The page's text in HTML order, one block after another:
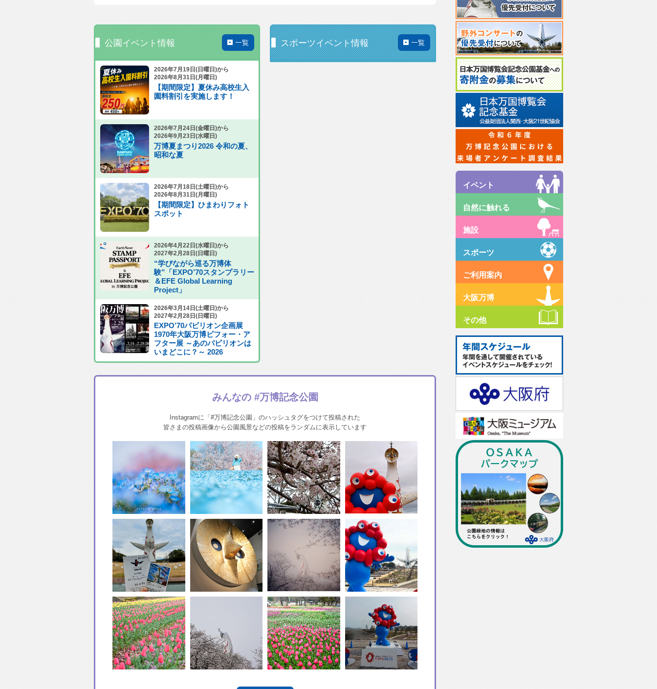
公園イベント情報 一覧
2026年7月19日(日曜日)から
2026年8月31日(月曜日)
【期間限定】夏休み高校生入
園料割引を実施します！
2026年7月24日(金曜日)から
2026年9月23日(水曜日)
万博夏まつり2026 令和の夏、
昭和な夏
2026年7月18日(土曜日)から
2026年8月31日(月曜日)
【期間限定】ひまわりフォト
スポット
2026年4月22日(水曜日)から
2027年2月28日(日曜日)
“学びながら巡る万博体
験”「EXPO’70スタンプラリー
＆EFE Global Learning
Project」
2026年3月14日(土曜日)から
2027年2月28日(日曜日)
EXPO’70パビリオン企画展
1970年大阪万博ビフォー・ア
フター展 ～あのパビリオンは
いまどこに？～ 2026
スポーツイベント情報 一覧
みんなの #万博記念公園
Instagramに「#万博記念公園」のハッシュタグをつけて投稿された
皆さまの投稿画像から公園風景などの投稿をランダムに表示しています
イベント
自然に触れる
施設
スポーツ
ご利用案内
大阪万博
その他